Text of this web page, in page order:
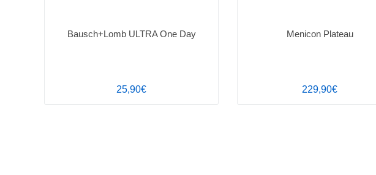
Bausch+Lomb ULTRA One Day
25,90€
Menicon Plateau
229,90€